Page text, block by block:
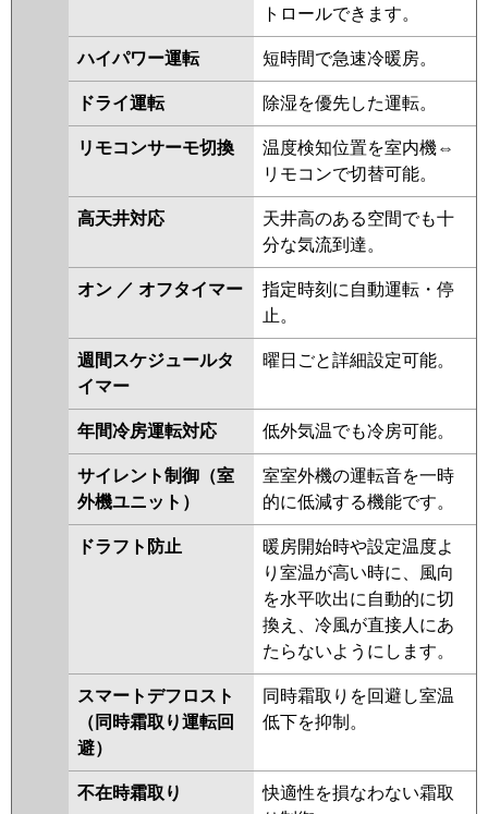
トロールできます。
ハイパワー運転 短時間で急速冷暖房。
ドライ運転 除湿を優先した運転。
リモコンサーモ切換
温度検知位置を室内機⇔
リモコンで切替可能。
高天井対応
天井高のある空間でも十
分な気流到達。
オン ／ オフタイマー
指定時刻に自動運転・停
止。
週間スケジュールタ
イマー
曜日ごと詳細設定可能。
年間冷房運転対応 低外気温でも冷房可能。
サイレント制御（室
外機ユニット）
室室外機の運転音を一時
的に低減する機能です。
ドラフト防止
暖房開始時や設定温度よ
り室温が高い時に、風向
を水平吹出に自動的に切
換え、冷風が直接人にあ
たらないようにします。
スマートデフロスト
（同時霜取り運転回
避）
同時霜取りを回避し室温
低下を抑制。
不在時霜取り
快適性を損なわない霜取